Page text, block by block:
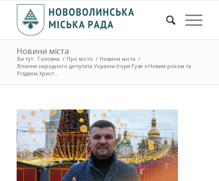
Новини міста
Ви тут: Головна / Про місто / Новини міста /
Вітання народного депутата України Ігоря Гузя з Новим роком та
Різдвом Христ...